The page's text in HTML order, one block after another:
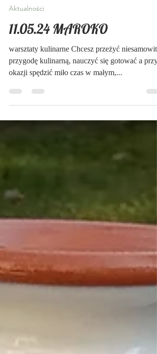
6 mar 2024
Aktualności
11.05.24 MAROKO
warsztaty kulinarne Chcesz przeżyć niesamowitą
przygodę kulinarną, nauczyć się gotować a przy
okazji spędzić miło czas w małym,...